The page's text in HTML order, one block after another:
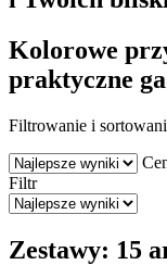
Kolorowe
praktyczne
Filtrowanie i
Filtr
Zestawy: 15